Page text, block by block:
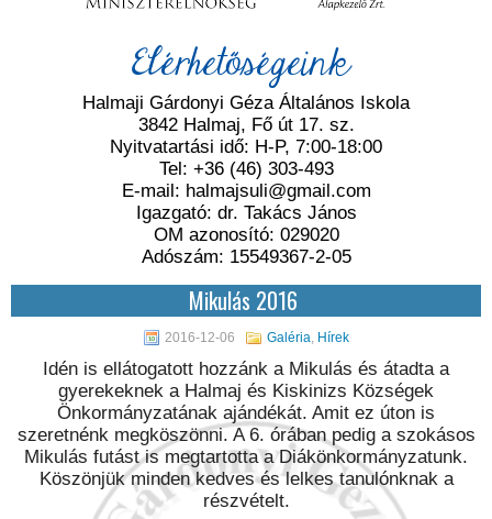
Elérhetőségeink
Halmaji Gárdonyi Géza Általános Iskola
3842 Halmaj, Fő út 17. sz.
Nyitvatartási idő: H-P, 7:00-18:00
Tel: +36 (46) 303-493
E-mail: halmajsuli@gmail.com
Igazgató: dr. Takács János
OM azonosító: 029020
Adószám: 15549367-2-05
Mikulás 2016
2016-12-06 Galéria Hírek
Idén is ellátogatott hozzánk a Mikulás és átadta a
gyerekeknek a Halmaj és Kiskinizs Községek
Önkormányzatának ajándékát. Amit ez úton is
szeretnénk megköszönni. A 6. órában pedig a szokásos
Mikulás futást is megtartotta a Diákönkormányzatunk.
Köszönjük minden kedves és lelkes tanulónknak a
részvételt.